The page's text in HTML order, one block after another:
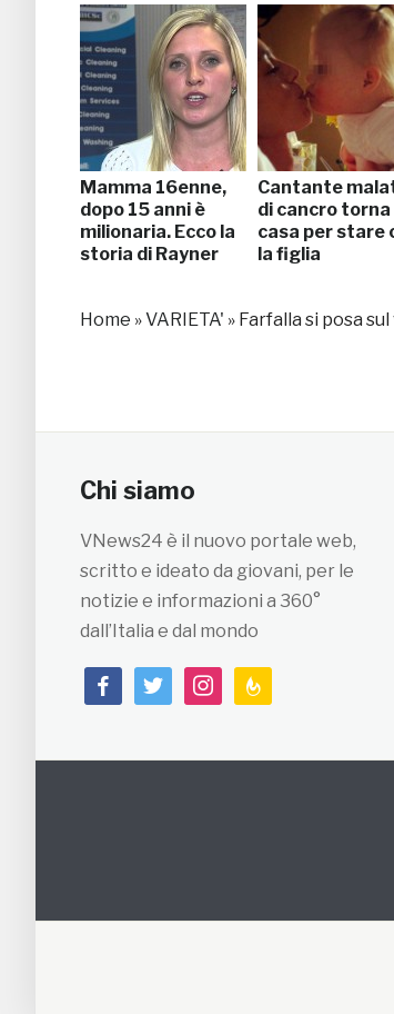
Mamma 16enne,
dopo 15 anni è
milionaria. Ecco la
storia di Rayner
Cantante
di cancro torna
casa per stare
la figlia
Home »VARIETA' » Farfalla si posa
Chi siamo
VNews24 è il nuovo portale web,
scritto e ideato da giovani, per le
notizie e informazioni a 360°
dall’Italia e dal mondo
facebooktwitterinstagramfeedburner